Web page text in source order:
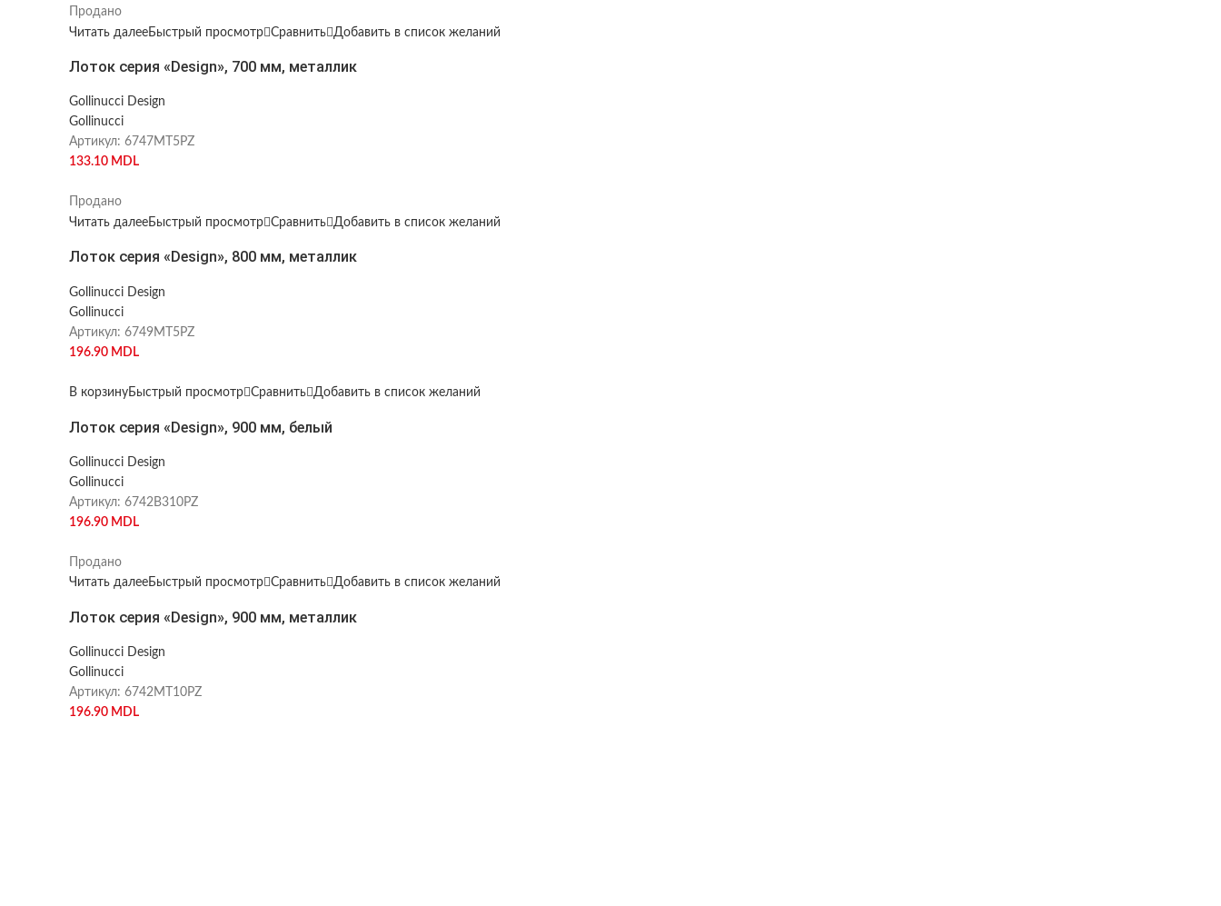
Продано
Читать далееБыстрый просмотр Сравнить Добавить в список желаний
Лоток серия «Design», 700 мм, металлик
Gollinucci Design
Gollinucci
Артикул: 6747MT5PZ
133.10 MDL
Продано
Читать далееБыстрый просмотр Сравнить Добавить в список желаний
Лоток серия «Design», 800 мм, металлик
Gollinucci Design
Gollinucci
Артикул: 6749MT5PZ
196.90 MDL
В корзинуБыстрый просмотр Сравнить Добавить в список желаний
Лоток серия «Design», 900 мм, белый
Gollinucci Design
Gollinucci
Артикул: 6742B310PZ
196.90 MDL
Продано
Читать далееБыстрый просмотр Сравнить Добавить в список желаний
Лоток серия «Design», 900 мм, металлик
Gollinucci Design
Gollinucci
Артикул: 6742MT10PZ
196.90 MDL